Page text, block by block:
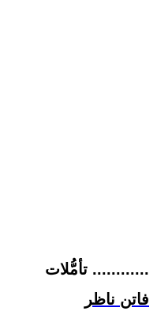
تأمُّلات ............
فاتن ناظر